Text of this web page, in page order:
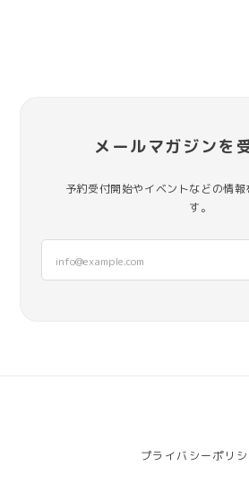
メールマガジンを
予約受付開始やイベントなどの情
す。
プライバシーポリ